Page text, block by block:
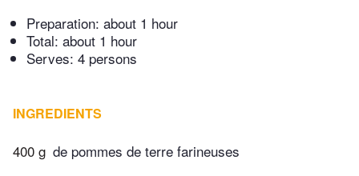
Preparation: about 1 hour
Total: about 1 hour
Serves: 4 persons
INGREDIENTS
400 g de pommes de terre farineuses